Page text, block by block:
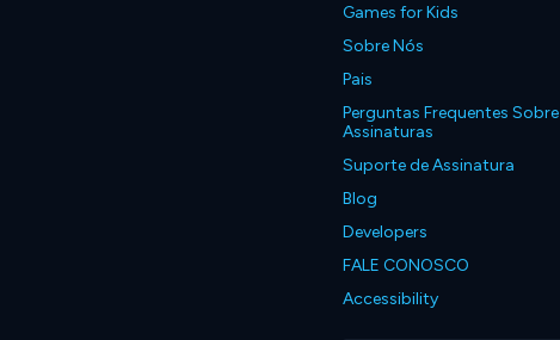
Games for Kids
Sobre Nós
Pais
Perguntas Frequentes Sobre
Assinaturas
Suporte de Assinatura
Blog
Developers
FALE CONOSCO
Accessibility